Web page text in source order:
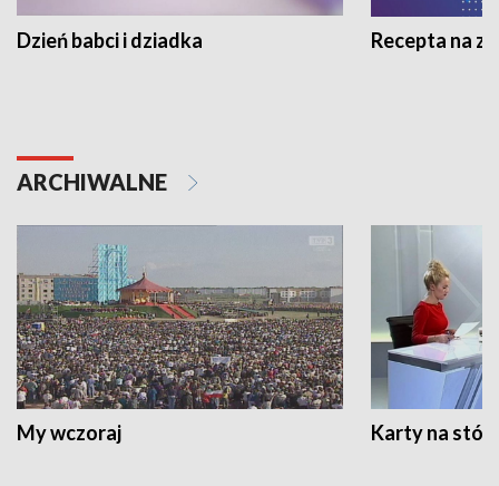
Dzień babci i dziadka Recepta na
ARCHIWALNE
My wczoraj Karty na